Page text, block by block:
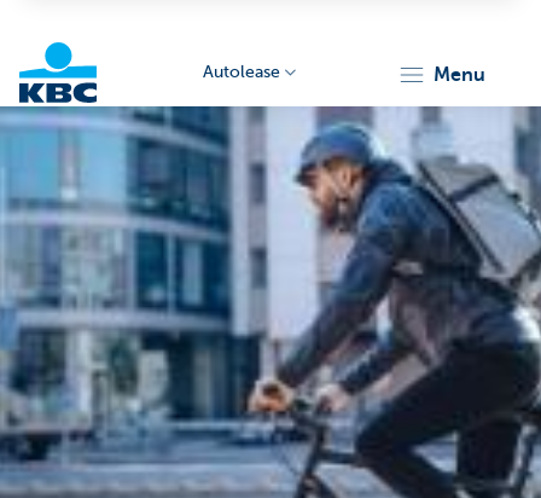
Autolease menu